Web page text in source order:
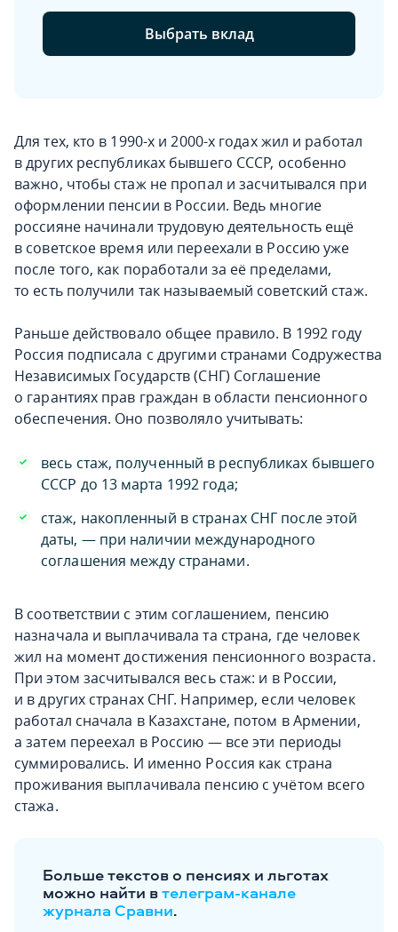
Выбрать вклад
Для тех, кто в 1990-х и 2000-х годах жил и работал
в других республиках бывшего СССР, особенно
важно, чтобы стаж не пропал и засчитывался при
оформлении пенсии в России. Ведь многие
россияне начинали трудовую деятельность ещё
в советское время или переехали в Россию уже
после того, как поработали за её пределами,
то есть получили так называемый советский стаж.
Раньше действовало общее правило. В 1992 году
Россия подписала с другими странами Содружества
Независимых Государств (СНГ) Соглашение
о гарантиях прав граждан в области пенсионного
обеспечения. Оно позволяло учитывать:
весь стаж, полученный в республиках бывшего
СССР до 13 марта 1992 года;
стаж, накопленный в странах СНГ после этой
даты, — при наличии международного
соглашения между странами.
В соответствии с этим соглашением, пенсию
назначала и выплачивала та страна, где человек
жил на момент достижения пенсионного возраста.
При этом засчитывался весь стаж: и в России,
и в других странах СНГ. Например, если человек
работал сначала в Казахстане, потом в Армении,
а затем переехал в Россию — все эти периоды
суммировались. И именно Россия как страна
проживания выплачивала пенсию с учётом всего
стажа.
Больше текстов о пенсиях и льготах
можно найти втелеграм-канале
журнала Сравни.